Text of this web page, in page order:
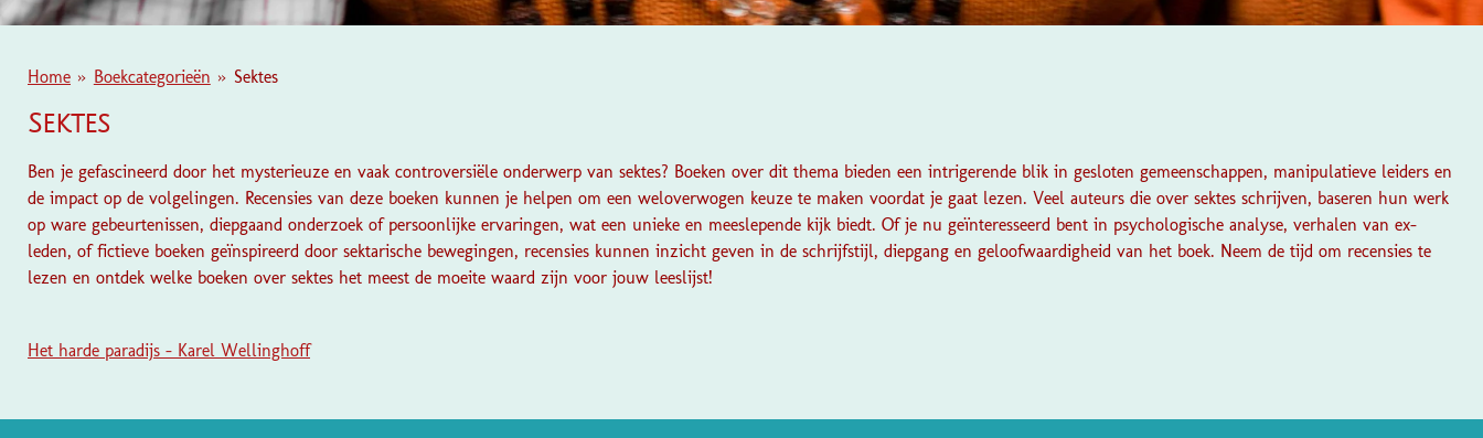
Home » Boekcategorieën » Sektes
Sektes
Ben je gefascineerd door het mysterieuze en vaak controversiële onderwerp van sektes? Boeken over dit thema bieden een intrigerende blik in gesloten gemeenschappen, manipulatieve leiders en
de impact op de volgelingen. Recensies van deze boeken kunnen je helpen om een weloverwogen keuze te maken voordat je gaat lezen. Veel auteurs die over sektes schrijven, baseren hun werk
op ware gebeurtenissen, diepgaand onderzoek of persoonlijke ervaringen, wat een unieke en meeslepende kijk biedt. Of je nu geïnteresseerd bent in psychologische analyse, verhalen van ex-
leden, of fictieve boeken geïnspireerd door sektarische bewegingen, recensies kunnen inzicht geven in de schrijfstijl, diepgang en geloofwaardigheid van het boek. Neem de tijd om recensies te
lezen en ontdek welke boeken over sektes het meest de moeite waard zijn voor jouw leeslijst!
Het harde paradijs - Karel Wellinghoff